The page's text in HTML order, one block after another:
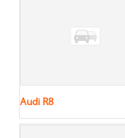
Audi R8